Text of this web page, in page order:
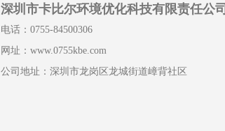
深圳市卡比尔环境优化科技有限责任公司
电话：0755-84500306
网址：www.0755kbe.com
公司地址：深圳市龙岗区龙城街道嶂背社区